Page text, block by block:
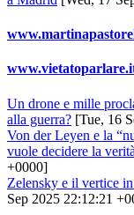
Un drone e mille
alla guerra? [Tue, 16
Von der Leyen e la
vuole decidere la
+0000]
Zelensky e il vertice
Sep 2025 22:12:21